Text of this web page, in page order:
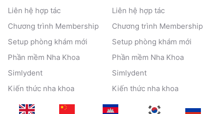
Liên hệ hợp tác
Chương trình Membership
Setup phòng khám mới
Phần mềm Nha Khoa
Simlydent
Kiến thức nha khoa
Liên hệ hợp tác
Chương trình Membership
Setup phòng khám mới
Phần mềm Nha Khoa
Simlydent
Kiến thức nha khoa